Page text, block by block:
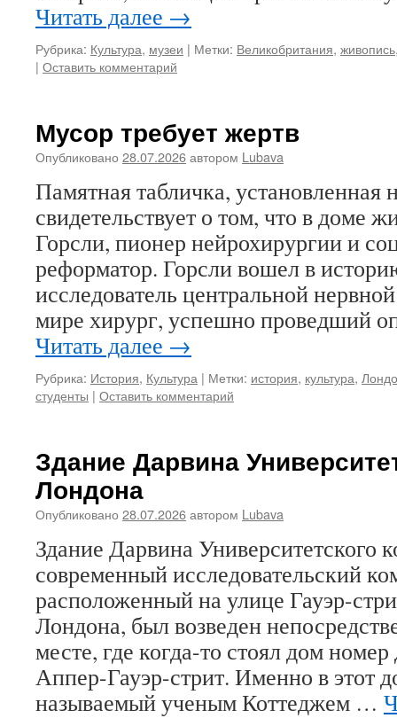
Читать далее →
Рубрика: Культура, музеи | Метки: Великобритания, живопись
| Оставить комментарий
Мусор требует жертв
Опубликовано 28.07.2026автором Lubava
Памятная табличка, установленная
свидетельствует о том, что в доме
Горсли, пионер нейрохирургии и
реформатор. Горсли вошел в
исследователь центральной
мире хирург, успешно проведший
Читать далее →
Рубрика: История, Культура | Метки: история, культура,
студенты | Оставить комментарий
Здание Дарвина
Лондона
Опубликовано 28.07.2026автором Lubava
Здание Дарвина
современный исследовательский
расположенный на улице Гауэр-
Лондона, был возведен
месте, где когда-то стоял дом
Аппер-Гауэр-стрит. Именно в этот
называемый ученым Коттеджем …